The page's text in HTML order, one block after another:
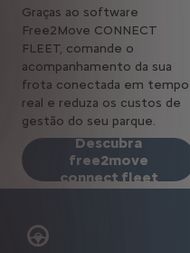
Graças ao software
Free2Move CONNECT
FLEET, comande o
acompanhamento da sua
frota conectada em tempo
real e reduza os custos de
gestão do seu parque.
Descubra
free2move
connect fleet